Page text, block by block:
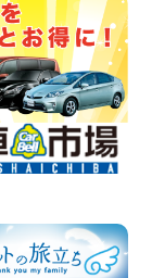
が2台になりま
店
タカー 各務原那加
2026年08月06日
軽 ミニバ
必見♪ 東京都
ンタカー 町田根岸
レンタカー 加古川
2026年08月06日